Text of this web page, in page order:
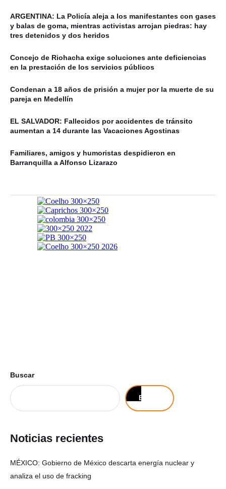
ARGENTINA: La Policía aleja a los manifestantes con gases
y balas de goma, mientras activistas arrojan piedras: hay
tres detenidos y dos heridos
Concejo de Riohacha exige soluciones ante deficiencias
en la prestación de los servicios públicos
Condenan a 18 años de prisión a mujer por la muerte de su
pareja en Medellín
EL SALVADOR: Fallecidos por accidentes de tránsito
aumentan a 14 durante las Vacaciones Agostinas
Familiares, amigos y humoristas despidieron en
Barranquilla a Alfonso Lizarazo
Buscar
Buscar
Noticias recientes
MÉXICO: Gobierno de México descarta energía nuclear y
analiza el uso de fracking